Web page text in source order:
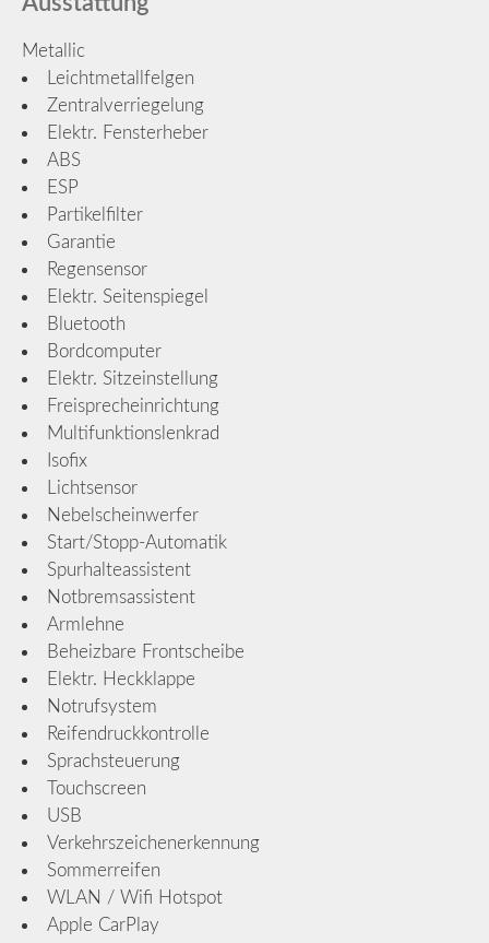
Metallic
Leichtmetallfelgen
Zentralverriegelung
Elektr. Fensterheber
ABS
ESP
Partikelfilter
Garantie
Regensensor
Elektr. Seitenspiegel
Bluetooth
Bordcomputer
Elektr. Sitzeinstellung
Freisprecheinrichtung
Multifunktionslenkrad
Isofix
Lichtsensor
Nebelscheinwerfer
Start/Stopp-Automatik
Spurhalteassistent
Notbremsassistent
Armlehne
Beheizbare Frontscheibe
Elektr. Heckklappe
Notrufsystem
Reifendruckkontrolle
Sprachsteuerung
Touchscreen
USB
Verkehrszeichenerkennung
Sommerreifen
WLAN / Wifi Hotspot
Apple CarPlay